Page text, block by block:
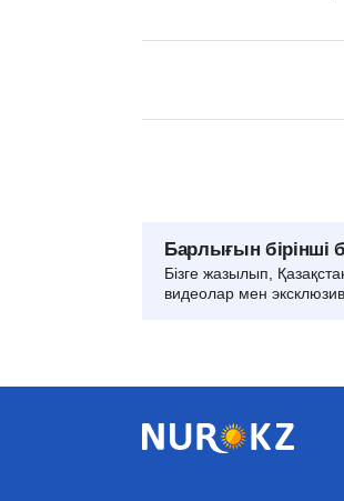
Барлығын бірінші
Бізге жазылып,
видеолар мен